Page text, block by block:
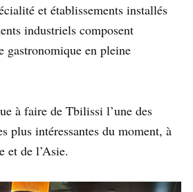
et établissements installés
industriels composent
gastronomique en pleine
à faire de Tbilissi l’une des
plus intéressantes du moment, à
et de l’Asie.